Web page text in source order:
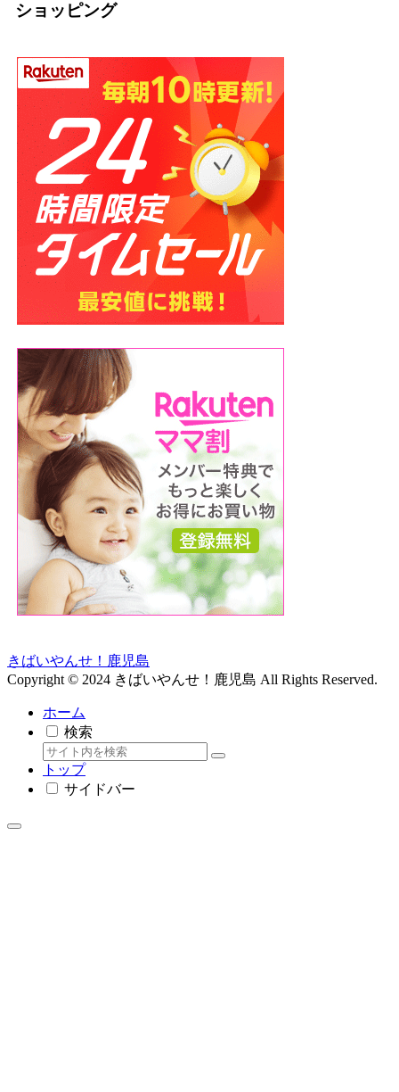
ショッピング
きばいやんせ！鹿児島
Copyright © 2024 きばいやんせ！鹿児島 All Rights Reserved.
ホーム
検索
トップ
サイドバー